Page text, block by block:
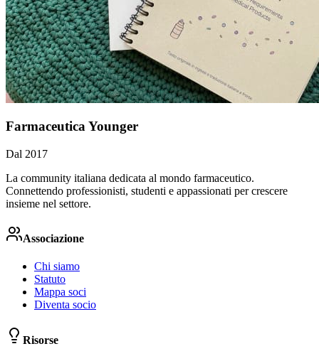
Farmaceutica Younger
Dal 2017
La community italiana dedicata al mondo farmaceutico.
Connettendo professionisti, studenti e appassionati per crescere
insieme nel settore.
Associazione
Chi siamo
Statuto
Mappa soci
Diventa socio
Risorse